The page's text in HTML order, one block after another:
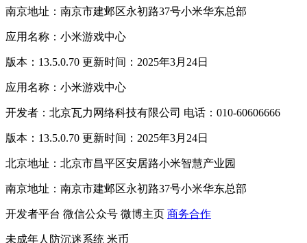
南京地址：南京市建邺区永初路37号小米华东总部
应用名称：小米游戏中心
版本：13.5.0.70 更新时间：2025年3月24日
应用名称：小米游戏中心
开发者：北京瓦力网络科技有限公司 电话：010-60606666
版本：13.5.0.70 更新时间：2025年3月24日
北京地址：北京市昌平区安居路小米智慧产业园
南京地址：南京市建邺区永初路37号小米华东总部
开发者平台 微信公众号 微博主页 商务合作
未成年人防沉迷系统 米币